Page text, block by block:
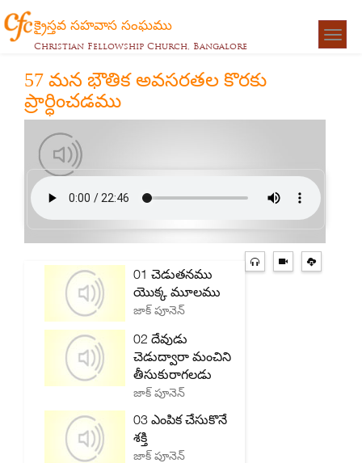
క్రైస్తవ సహవాస సంఘము
Christian Fellowship Church, Bangalore
57 మన భౌతిక అవసరతల కొరకు
ప్రార్ధించడము
01 చెడుతనము
యొక్క మూలము
జాక్ పూనెన్
02 దేవుడు
చెడుద్వారా మంచిని
తీసుకురాగలడు
జాక్ పూనెన్
03 ఎంపిక చేసుకొనే
శక్తి
జాక్ పూనెన్